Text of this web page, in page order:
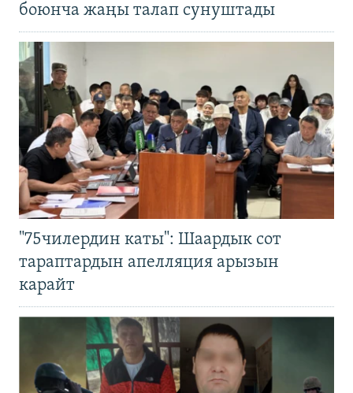
боюнча жаңы талап сунуштады
"75чилердин каты": Шаардык сот
тараптардын апелляция арызын
карайт